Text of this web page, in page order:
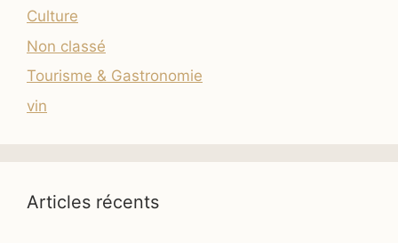
Culture
Non classé
Tourisme & Gastronomie
vin
Articles récents